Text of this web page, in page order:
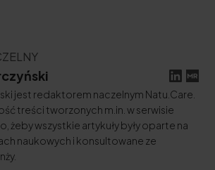
jest redaktorem naczelnym Natu.Care.
treści tworzonych m.in. w serwisie
żeby wszystkie artykuły były oparte na
naukowych i konsultowane ze